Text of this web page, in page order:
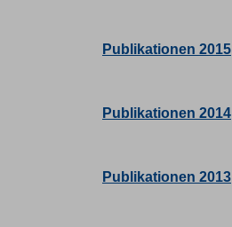
Publikationen 2015
Publikationen 2014
Publikationen 2013